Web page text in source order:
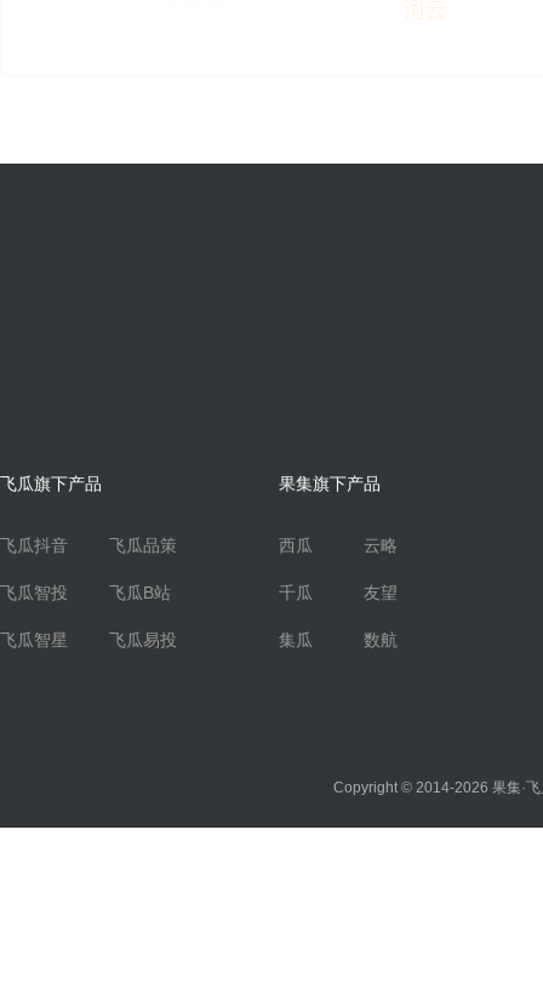
飞瓜旗下产品
飞瓜抖音 飞瓜品策
飞瓜智投 飞瓜B站
飞瓜智星 飞瓜易投
果集旗下产品
西瓜 云略
千瓜 友望
集瓜 数航
Copyright © 2014-2026 果集·